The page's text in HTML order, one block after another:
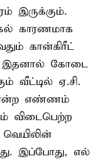
இருக்கும்.
காரணமாக
கான்கிரீட்
இதனால் கோடை
வீட்டில் ஏ.சி.
என்ற எண்ணம்
விடைபெற்ற
இப்போது, எல்